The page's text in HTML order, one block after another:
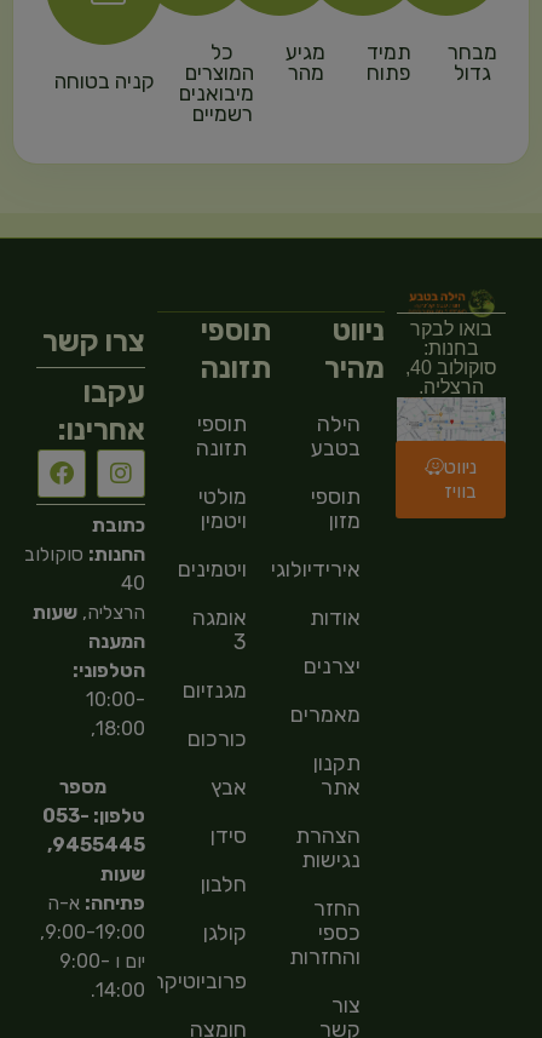
מבחר
גדול
תמיד
פתוח
מגיע
מהר
כל
המוצרים
מיבואנים
רשמיים
קניה בטוחה
בואו לבקר
בחנות:
סוקולוב 40,
הרצליה.
ניווט
בוויז
ניווט
מהיר
הילה
בטבע
תוספי
מזון
אירידיולוגיה
אודות
יצרנים
מאמרים
תקנון
אתר
הצהרת
נגישות
החזר
כספי
והחזרות
צור
קשר
תוספי
תזונה
תוספי
תזונה
מולטי
ויטמין
ויטמינים
אומגה
3
מגנזיום
כורכום
אבץ
סידן
חלבון
קולגן
פרוביוטיקה
חומצה
צרו קשר
עקבו
אחרינו:
כתובת
החנות: סוקולוב
40
הרצליה,שעות
המענה
הטלפוני:
10:00-
18:00,
מספר
טלפון: 053-
9455445,
שעות
פתיחה: א-ה
9:00-19:00,
יום ו 9:00-
14:00.